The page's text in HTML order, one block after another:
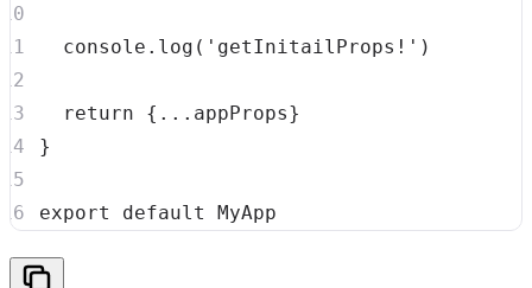
console . log ( 'getInitailProps!' )
return { ... appProps}
}
export default MyApp